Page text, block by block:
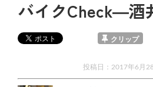
バイクCheck―酒
クリップ
投稿日：2017年6月